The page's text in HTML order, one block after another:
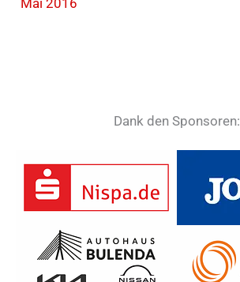
Dank den Sponsoren: